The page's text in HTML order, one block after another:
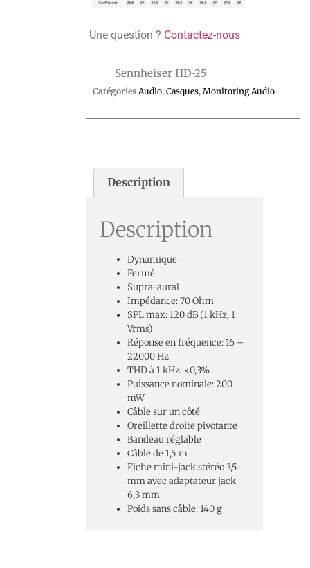
Une question ? Contactez-nous
Sennheiser HD-25
Catégories Audio, Casques, Monitoring Audio
Description
Description
Dynamique
Fermé
Supra-aural
Impédance: 70 Ohm
SPL max: 120 dB (1 kHz, 1
Vrms)
Réponse en fréquence: 16 –
22000 Hz
THD à 1 kHz: <0,3%
Puissance nominale: 200
mW
Câble sur un côté
Oreillette droite pivotante
Bandeau réglable
Câble de 1,5 m
Fiche mini-jack stéréo 3,5
mm avec adaptateur jack
6,3 mm
Poids sans câble: 140 g